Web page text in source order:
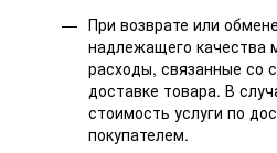
При возврате или
надлежащего качества
расходы, связанные со
доставке товара. В
стоимость услуги по
покупателем.